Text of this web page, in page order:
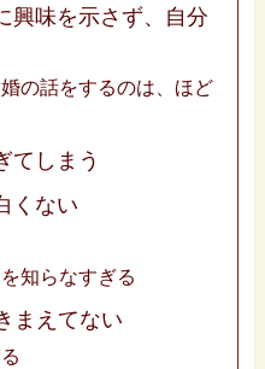
味を示さず、自分
の話をするのは、ほど
しまう
くない
知らなすぎる
えてない